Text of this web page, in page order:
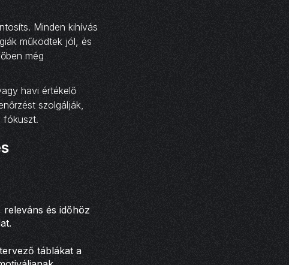
Minden kihívás
működtek jól, és
még
havi értékelő
szolgálják,
fókuszt.
és időhöz
táblákat a